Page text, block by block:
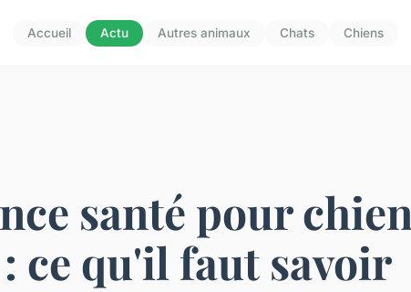
Accueil Actu Autres animaux Chats Chiens
santé pour chien
ce qu'il faut savoir